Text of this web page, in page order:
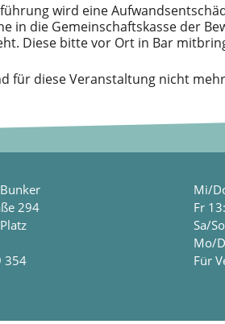
wird eine
in die Gemeinschaftskasse der
Diese bitte vor Ort in Bar
für diese Veranstaltung nicht
294
354
Mi/
Fr
Sa/
Mo/
Für